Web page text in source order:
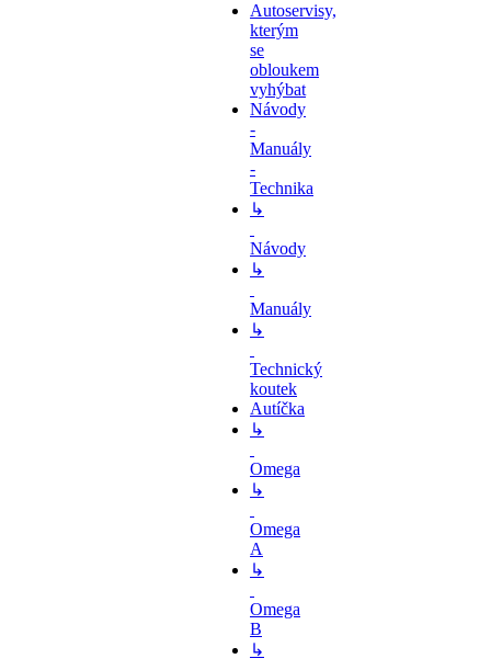
Autoservisy,
kterým
se
obloukem
vyhýbat
Návody
-
Manuály
-
Technika
↳
Návody
↳
Manuály
↳
Technický
koutek
Autíčka
↳
Omega
↳
Omega
A
↳
Omega
B
↳